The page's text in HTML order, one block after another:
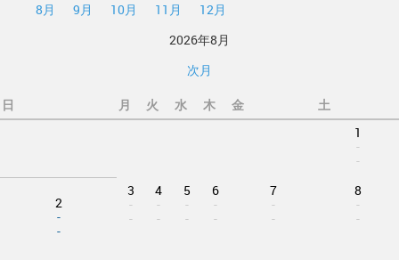
8月 9月 10月 11月
12月
2026年8月
次月
日 月 火 水 木 金
土
1
-
-
2
-
-
3
-
-
4
-
-
5
-
-
6
-
-
7
-
-
8
-
-